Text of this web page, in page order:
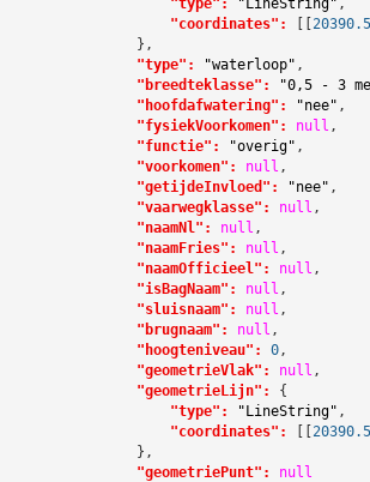
"coordinates":
[[
                },
"type":
"waterloop" ,
"breedteklasse":
"0,5 - 3
"hoofdafwatering":
"nee" ,
"fysiekVoorkomen":
null ,
"functie":
"overig" ,
"voorkomen":
null ,
"getijdeInvloed":
"nee" ,
"vaarwegklasse":
null ,
"naamNl":
null ,
"naamFries":
null ,
"naamOfficieel":
null ,
"isBagNaam":
null ,
"sluisnaam":
null ,
"brugnaam":
null ,
"hoogteniveau":
0,
"geometrieVlak":
null ,
"geometrieLijn":
{
"type":
"LineString" ,
"coordinates":
[[
                },
"geometriePunt":
null